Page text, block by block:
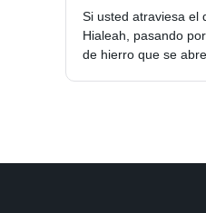
Si usted atraviesa el
Hialeah, pasando
de hierro que se